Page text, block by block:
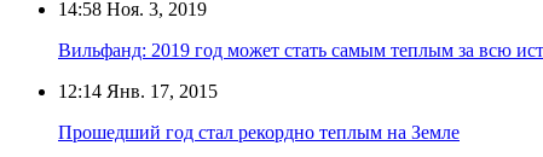
14:58 Ноя. 3, 2019
Вильфанд: 2019 год может стать самым теплым за всю
12:14 Янв. 17, 2015
Прошедший год стал рекордно теплым на Земле